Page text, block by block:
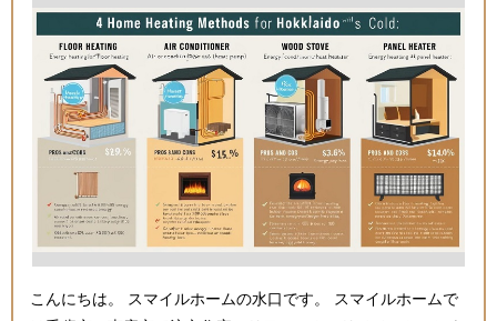
こんにちは。 スマイルホームの水口です。 スマイルホームで